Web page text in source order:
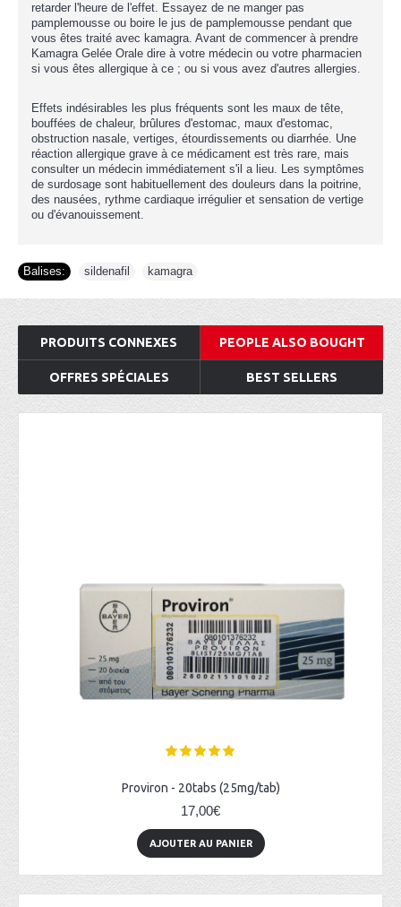
retarder l'heure de l'effet. Essayez de ne manger pas
pamplemousse ou boire le jus de pamplemousse pendant que
vous êtes traité avec kamagra. Avant de commencer à prendre
Kamagra Gelée Orale dire à votre médecin ou votre pharmacien
si vous êtes allergique à ce ; ou si vous avez d'autres allergies.
Effets indésirables les plus fréquents sont les maux de tête,
bouffées de chaleur, brûlures d'estomac, maux d'estomac,
obstruction nasale, vertiges, étourdissements ou diarrhée. Une
réaction allergique grave à ce médicament est très rare, mais
consulter un médecin immédiatement s'il a lieu. Les symptômes
de surdosage sont habituellement des douleurs dans la poitrine,
des nausées, rythme cardiaque irrégulier et sensation de vertige
ou d'évanouissement.
Balises: sildenafil kamagra
PRODUITS CONNEXES PEOPLE ALSO BOUGHT
OFFRES SPÉCIALES BEST SELLERS
Proviron - 20tabs (25mg/tab)
17,00€
AJOUTER AU PANIER